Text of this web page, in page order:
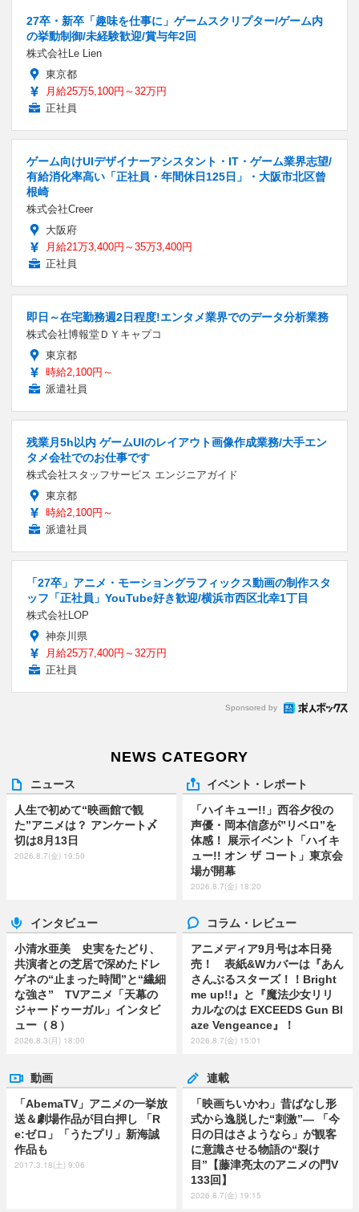
27卒・新卒「趣味を仕事に」ゲームスクリプター/ゲーム内
の挙動制御/未経験歓迎/賞与年2回
株式会社Le Lien
東京都
月給25万5,100円～32万円
正社員
ゲーム向けUIデザイナーアシスタント・IT・ゲーム業界志望/
有給消化率高い「正社員・年間休日125日」・大阪市北区曾
根崎
株式会社Creer
大阪府
月給21万3,400円～35万3,400円
正社員
即日～在宅勤務週2日程度!エンタメ業界でのデータ分析業務
株式会社博報堂ＤＹキャプコ
東京都
時給2,100円～
派遣社員
残業月5h以内 ゲームUIのレイアウト画像作成業務/大手エン
タメ会社でのお仕事です
株式会社スタッフサービス エンジニアガイド
東京都
時給2,100円～
派遣社員
「27卒」アニメ・モーショングラフィックス動画の制作スタ
ッフ「正社員」YouTube好き歓迎/横浜市西区北幸1丁目
株式会社LOP
神奈川県
月給25万7,400円～32万円
正社員
Sponsored by
NEWS CATEGORY
ニュース
人生で初めて“映画館で観
た”アニメは？ アンケート〆
切は8月13日
2026.8.7(金) 19:50
イベント・レポート
「ハイキュー!!」西谷夕役の
声優・岡本信彦が”リベロ”を
体感！ 展示イベント「ハイキ
ュー!! オン ザ コート」東京会
場が開幕
2026.8.7(金) 18:20
インタビュー
小清水亜美 史実をたどり、
共演者との芝居で深めたドレ
ゲネの“止まった時間”と“繊細
な強さ” TVアニメ「天幕の
ジャードゥーガル」インタビ
ュー（８）
2026.8.3(月) 18:00
コラム・レビュー
アニメディア9月号は本日発
売！ 表紙&Wカバーは『あん
さんぶるスターズ！！Bright
me up!!』と『魔法少女リリ
カルなのは EXCEEDS Gun Bl
aze Vengeance』！
2026.8.7(金) 15:01
動画
「AbemaTV」アニメの一挙放
送＆劇場作品が目白押し 「R
e:ゼロ」「うたプリ」新海誠
作品も
2017.3.18(土) 9:06
連載
「映画ちいかわ」昔ばなし形
式から逸脱した“刺激”― 「今
日の日はさようなら」が観客
に意識させる物語の“裂け
目”【藤津亮太のアニメの門V
133回】
2026.8.7(金) 19:15